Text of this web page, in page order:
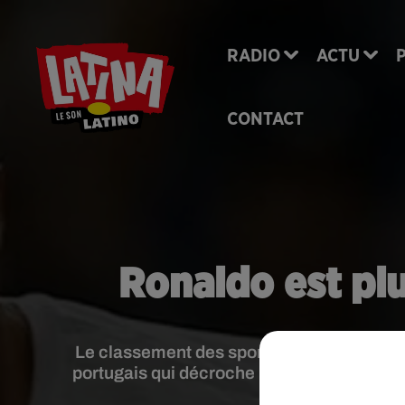
RADIO ACTU
CONTACT
Ronaldo est
Le classement des sportifs les mieux
portugais qui décroche le gros lot. Pas